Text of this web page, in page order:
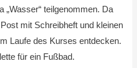
„Wasser“ teilgenommen. Da
mit Schreibheft und kleinen
Laufe des Kurses entdecken.
für ein Fußbad.